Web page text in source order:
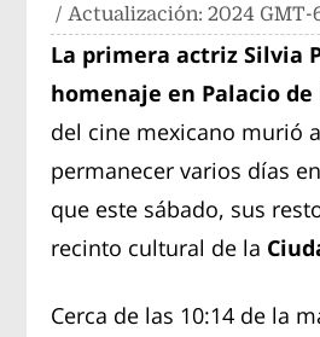
/ Actualización:2024 GMT-
La primera actriz Silvia
homenaje en Palacio
del cine mexicano murió
permanecer varios días
que este sábado, sus
recinto cultural de la
Cerca de las 10:14 de la